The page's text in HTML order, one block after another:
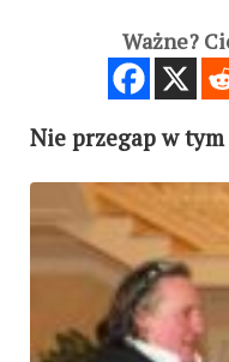
Ważne?
Nie przegap w